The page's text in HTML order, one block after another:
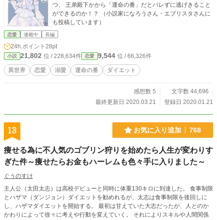
つ、 王弟殿下かから「運命の番」だとバレずに逃げきること
ができるのか！？ （小説家になろうさん・エブリスタさんに
も投稿しています）
恋愛 連載中 長編
24h.ポイント 28pt
小説 21,802 位 / 228,634件 恋愛 9,544 位 / 66,326件
異世界 恋愛 溺愛 運命の番 ダイエット
感想数 5
文字数 44,696
最終更新日 2020.03.21
登録日 2020.01.21
13 お気に入り追加 768
痩せる為に不人気のゴブリン狩りを始めたら人生が変わりす
ぎた件～痩せたらお金もハーレムも色々手に入りました～
ぐうのすけ
主人公（太田太志）は高校デビューと同時に体重130キロに到達した。 食事制限
とハザマ（ダンジョン）ダイエットを勧めれるが、太志は食事制限を後回しに
し、ハザマダイエットを開始する。 最初は甘えていた大志だったが、人とのか
かわりによって徐々に考えや行動を変えていく。 それによりスキルや人間関係